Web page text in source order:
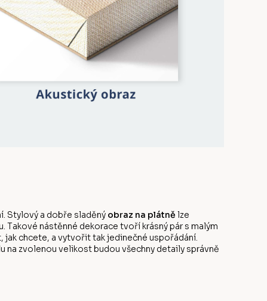
Stylový a dobře sladěný obraz na plátně lze
nástěnné dekorace tvoří krásný pár s malým
chcete, a vytvořit tak jedinečné uspořádání.
na zvolenou velikost budou všechny detaily správně